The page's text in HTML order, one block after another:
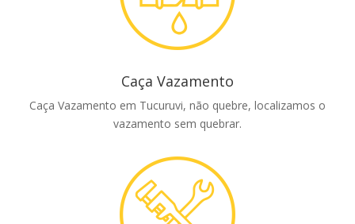
Caça Vazamento
Caça Vazamento em Tucuruvi, não quebre, localizamos o
vazamento sem quebrar.